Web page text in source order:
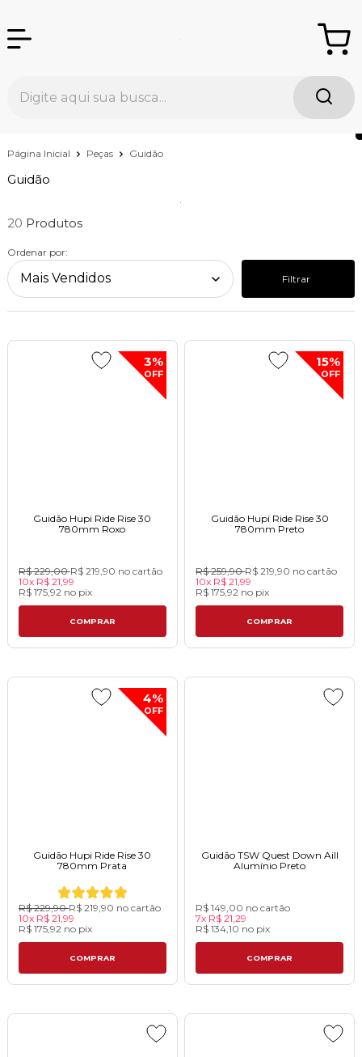
Página Inicial Peças Guidão
Guidão
20
Ordenar por:
Filtrar
3%
OFF
Guidão Hupi Ride Rise 30
780mm Roxoㅤㅤㅤㅤㅤㅤㅤㅤㅤㅤㅤㅤㅤㅤㅤㅤㅤㅤㅤㅤ
R$ 229,00R$ 219,90 no cartão
10x R$ 21,99
R$ 175,92 no pix
COMPRAR
15%
OFF
Guidão Hupi Ride Rise 30
780mm Pretoㅤㅤㅤㅤㅤㅤㅤㅤㅤㅤㅤㅤㅤㅤㅤㅤㅤㅤㅤ
R$ 259,90R$ 219,90 no cartão
10x R$ 21,99
R$ 175,92 no pix
COMPRAR
4%
OFF
Guidão Hupi Ride Rise 30
780mm Prataㅤㅤㅤㅤㅤㅤㅤㅤㅤㅤㅤㅤㅤㅤㅤㅤㅤㅤㅤ
R$ 229,90R$ 219,90 no cartão
10x R$ 21,99
R$ 175,92 no pix
COMPRAR
Guidão TSW Quest Down Aill
Alumínio Preto
R$ 149,00 no cartão
7x R$ 21,29
R$ 134,10 no pix
COMPRAR